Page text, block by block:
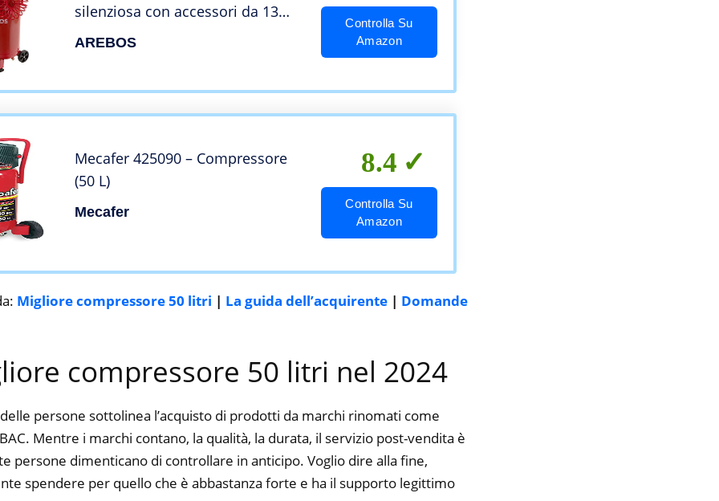
silenziosa con accessori da 13
pezzi |a bassa manutenzione |
AREBOS
Controlla Su
Amazon
Mecafer 425090 – Compressore
(50 L)
Mecafer
8.4
Controlla Su
Amazon
Migliore compressore 50 litri | La guida dell’acquirente | Domande
compressore 50 litri nel 2024
persone sottolinea l’acquisto di prodotti da marchi rinomati come
Mentre i marchi contano, la qualità, la durata, il servizio post-vendita è
persone dimenticano di controllare in anticipo. Voglio dire alla fine,
spendere per quello che è abbastanza forte e ha il supporto legittimo